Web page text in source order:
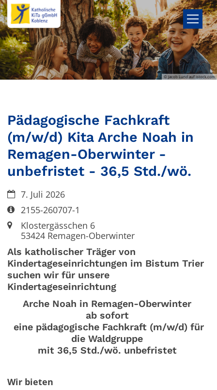
Zum Inhalt springen
© Jacob Lund auf istock.com
Pädagogische Fachkraft
(m/w/d) Kita Arche Noah in
Remagen-Oberwinter -
unbefristet - 36,5 Std./wö.
Datum:
7. Juli 2026
Art bzw. Nummer:
2155-260707-1
Ort:Klostergässchen 6
53424Remagen-Oberwinter
Als katholischer Träger von
Kindertageseinrichtungen im Bistum Trier
suchen wir für unsere
Kindertageseinrichtung
Arche Noah in Remagen-Oberwinter
ab sofort
eine pädagogische Fachkraft (m/w/d) für
die Waldgruppe
mit 36,5 Std./wö. unbefristet
Wir bieten